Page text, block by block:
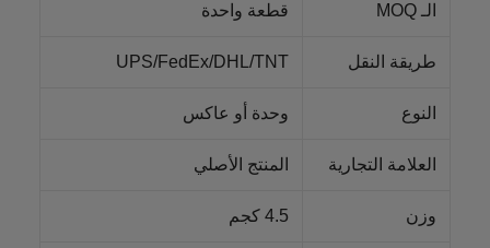
الـ MOQ قطعة واحدة
طريقة النقل UPS/FedEx/DHL/TNT
النوع وحدة أو عاكس
العلامة التجارية المنتج الأصلي
وزن 4.5 كجم